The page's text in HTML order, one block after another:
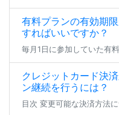
有料プランの有効期
すればいいですか？
クレジットカード決
ン継続を行うには？